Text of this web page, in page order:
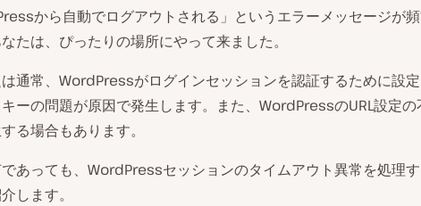
から自動でログアウトされる」というエラーメッセージが
たは、ぴったりの場所にやって来ました。
通常、WordPressがログインセッションを認証するために設
ーの問題が原因で発生します。また、WordPressのURL設定
る場合もあります。
あっても、WordPressセッションのタイムアウト異常を処理
します。